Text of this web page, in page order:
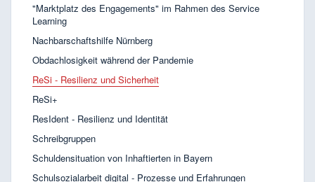
"Marktplatz des Engagements" im Rahmen des Service
Learning
Nachbarschaftshilfe Nürnberg
Obdachlosigkeit während der Pandemie
ReSi - Resilienz und Sicherheit
ReSi+
ResIdent - Resilienz und Identität
Schreibgruppen
Schuldensituation von Inhaftierten in Bayern
Schulsozialarbeit digital - Prozesse und Erfahrungen